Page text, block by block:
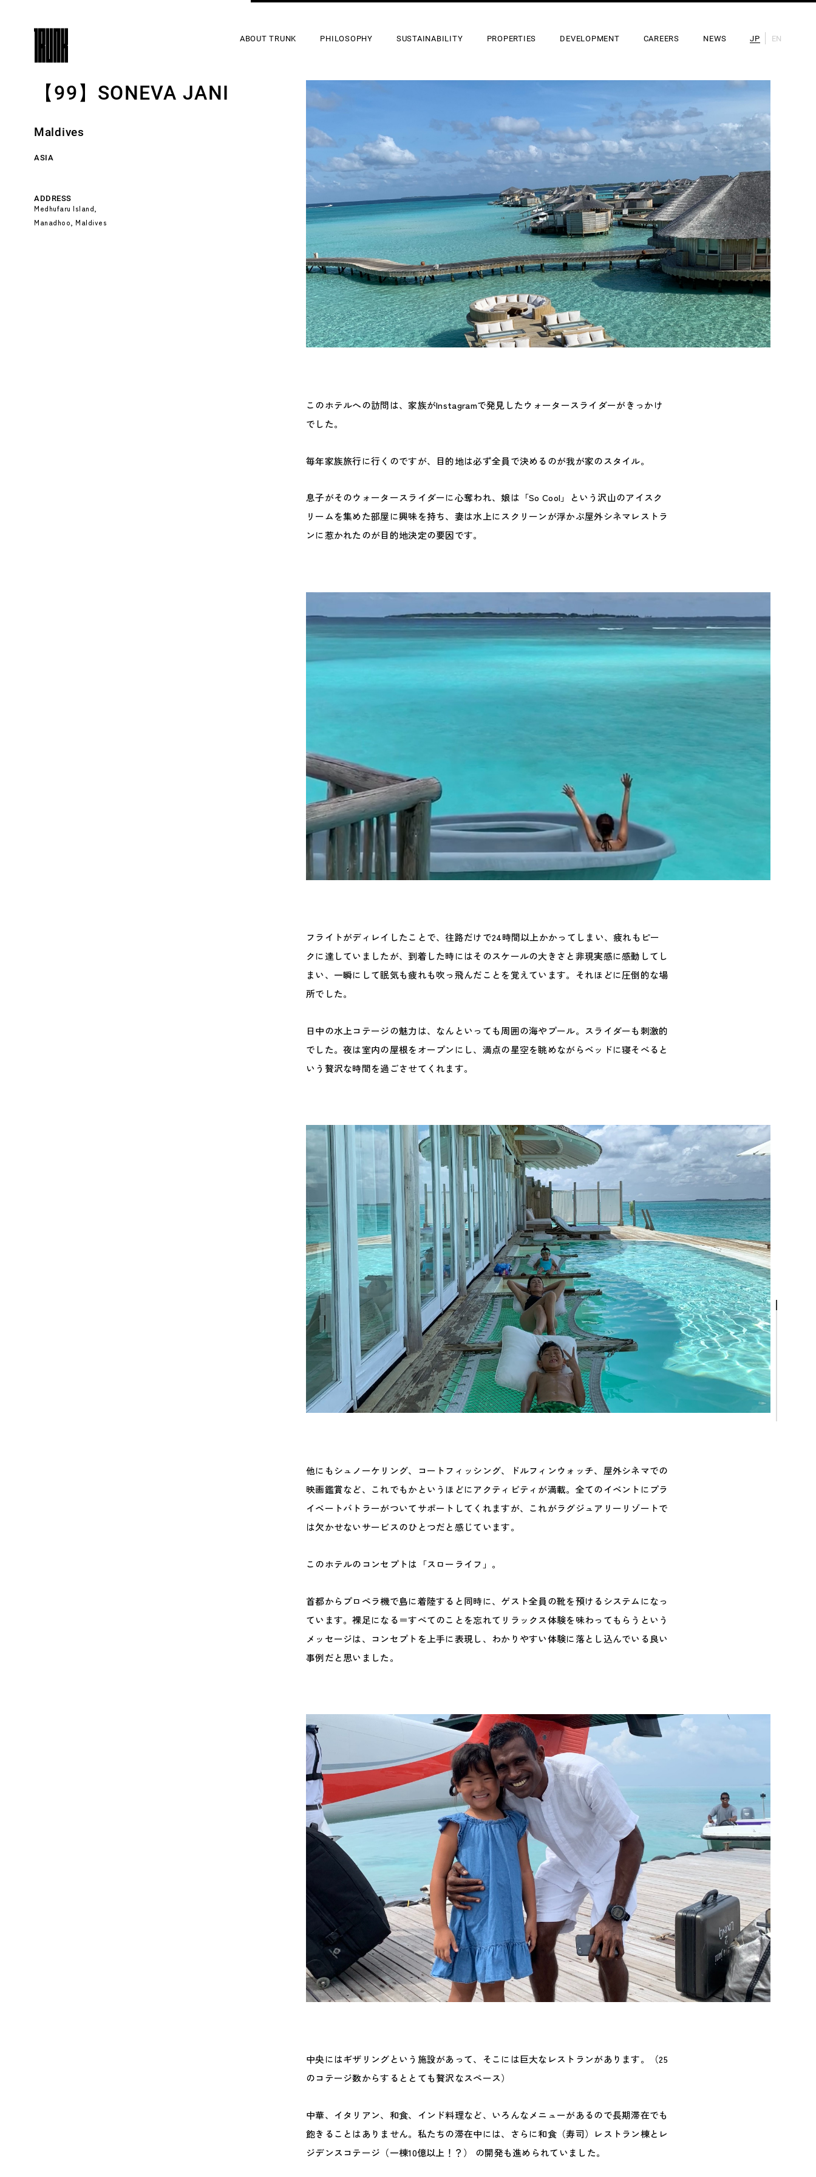
【99】SONEVA JANI
Maldives
ASIA
ADDRESS
Medhufaru Island,
Manadhoo, Maldives
このホテルへの訪問は、家族がInstagramで発見したウォータースライダーがきっかけ
でした。
毎年家族旅行に行くのですが、目的地は必ず全員で決めるのが我が家のスタイル。
息子がそのウォータースライダーに心奪われ、娘は「So Cool」という沢山のアイスク
リームを集めた部屋に興味を持ち、妻は水上にスクリーンが浮かぶ屋外シネマレストラ
ンに惹かれたのが目的地決定の要因です。
フライトがディレイしたことで、往路だけで24時間以上かかってしまい、疲れもピー
クに達していましたが、到着した時にはそのスケールの大きさと非現実感に感動してし
まい、一瞬にして眠気も疲れも吹っ飛んだことを覚えています。それほどに圧倒的な場
所でした。
日中の水上コテージの魅力は、なんといっても周囲の海やプール。スライダーも刺激的
でした。夜は室内の屋根をオープンにし、満点の星空を眺めながらベッドに寝そべると
いう贅沢な時間を過ごさせてくれます。
他にもシュノーケリング、コートフィッシング、ドルフィンウォッチ、屋外シネマでの
映画鑑賞など、これでもかというほどにアクティビティが満載。全てのイベントにプラ
イベートバトラーがついてサポートしてくれますが、これがラグジュアリーリゾートで
は欠かせないサービスのひとつだと感じています。
このホテルのコンセプトは「スローライフ」。
首都からプロペラ機で島に着陸すると同時に、ゲスト全員の靴を預けるシステムになっ
ています。裸足になる＝すべてのことを忘れてリラックス体験を味わってもらうという
メッセージは、コンセプトを上手に表現し、わかりやすい体験に落とし込んでいる良い
事例だと思いました。
中央にはギザリングという施設があって、そこには巨大なレストランがあります。（25
のコテージ数からするととても贅沢なスペース）
中華、イタリアン、和食、インド料理など、いろんなメニューがあるので長期滞在でも
飽きることはありません。私たちの滞在中には、さらに和食（寿司）レストラン棟とレ
ジデンスコテージ（一棟10億以上！？） の開発も進められていました。
ABOUT TRUNK PHILOSOPHY SUSTAINABILITY PROPERTIES DEVELOPMENT CAREERS NEWS JP EN